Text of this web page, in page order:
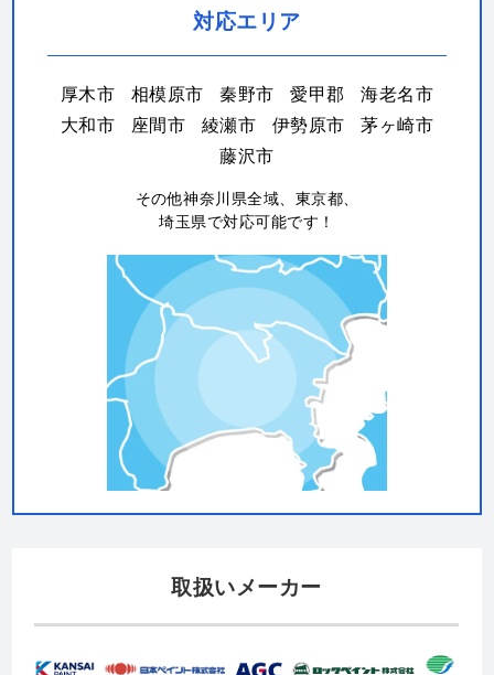
対応エリア
厚木市 相模原市 秦野市 愛甲郡
海老名市
大和市
座間市 綾瀬市 伊勢原市
茅ヶ崎市
藤沢市
その他神奈川県全域、東京都、
埼玉県で対応可能です！
取扱いメーカー